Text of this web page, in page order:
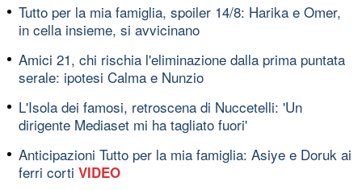
Tutto per la mia famiglia, spoiler 14/8: Harika e Omer,
in cella insieme, si avvicinano
Amici 21, chi rischia l'eliminazione dalla prima puntata
serale: ipotesi Calma e Nunzio
L'Isola dei famosi, retroscena di Nuccetelli: 'Un
dirigente Mediaset mi ha tagliato fuori'
Anticipazioni Tutto per la mia famiglia: Asiye e Doruk ai
ferri corti VIDEO